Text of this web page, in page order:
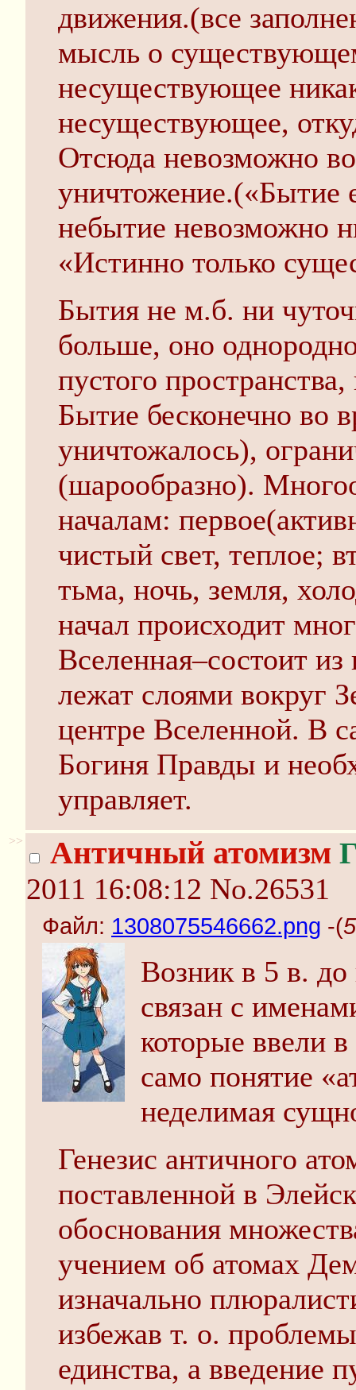
движения.(все
мысль о
несуществующее
несуществующее,
Отсюда невозможно
уничтожение.(«Бытие
небытие невозможно
«Истинно только
Бытия не м.б. ни
больше, оно
пустого
Бытие бесконечно во
уничтожалось),
(шарообразно).
началам:
чистый свет, теплое;
тьма, ночь, земля,
начал происходит
Вселенная–состоит
лежат слоями вокруг
центре Вселенной. В
Богиня Правды и
управляет.
>> Античный атомизм
2011 16:08:12 No.26531
Файл: 1308075546662.png -(
Возник в 5 в.
связан с
которые ввели
само понятие
неделимая
Генезис античного
поставленной в
обоснования
учением об атомах
изначально
избежав т. о.
единства, а введение